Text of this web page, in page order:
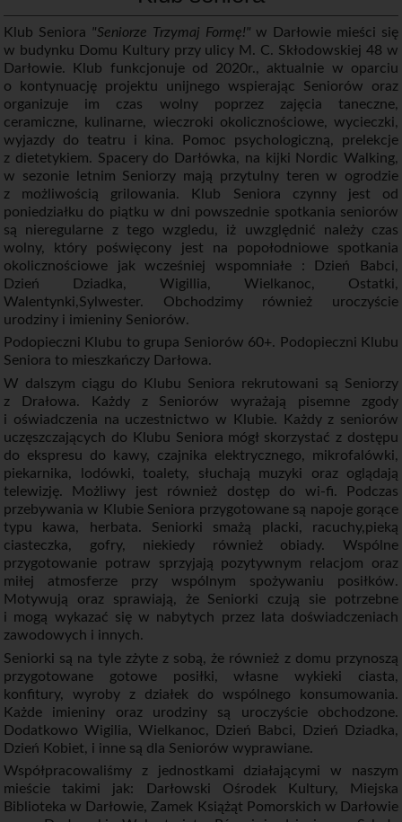
Klub Seniora "Seniorze Trzymaj Formę!" w Darłowie mieści się
w budynku Domu Kultury przy ulicy M. C. Skłodowskiej 48 w
Darłowie. Klub funkcjonuje od 2020r., aktualnie w oparciu
o kontynuację projektu unijnego wspierając Seniorów oraz
organizuje im czas wolny poprzez zajęcia taneczne,
ceramiczne, kulinarne, wieczroki okolicznościowe, wycieczki,
wyjazdy do teatru i kina. Pomoc psychologiczną, prelekcje
z dietetykiem. Spacery do Darłówka, na kijki Nordic Walking,
w sezonie letnim Seniorzy mają przytulny teren w ogrodzie
z możliwością grilowania. Klub Seniora czynny jest od
poniedziałku do piątku w dni powszednie spotkania seniorów
są nieregularne z tego wzgledu, iż uwzględnić należy czas
wolny, który poświęcony jest na popołodniowe spotkania
okolicznościowe jak wcześniej wspomniałe : Dzień Babci,
Dzień Dziadka, Wigillia, Wielkanoc, Ostatki,
Walentynki,Sylwester. Obchodzimy również uroczyście
urodziny i imieniny Seniorów.
Podopieczni Klubu to grupa Seniorów 60+. Podopieczni Klubu
Seniora to mieszkańczy Darłowa.
W dalszym ciągu do Klubu Seniora rekrutowani są Seniorzy
z Drałowa. Każdy z Seniorów wyrażają pisemne zgody
i oświadczenia na uczestnictwo w Klubie. Każdy z seniorów
uczęszczających do Klubu Seniora mógł skorzystać z dostępu
do ekspresu do kawy, czajnika elektrycznego, mikrofalówki,
piekarnika, lodówki, toalety, słuchają muzyki oraz oglądają
telewizję. Możliwy jest również dostęp do wi-fi. Podczas
przebywania w Klubie Seniora przygotowane są napoje gorące
typu kawa, herbata. Seniorki smażą placki, racuchy,pieką
ciasteczka, gofry, niekiedy również obiady. Wspólne
przygotowanie potraw sprzyjają pozytywnym relacjom oraz
miłej atmosferze przy wspólnym spożywaniu posiłków.
Motywują oraz sprawiają, że Seniorki czują sie potrzebne
i mogą wykazać się w nabytych przez lata doświadczeniach
zawodowych i innych.
Seniorki są na tyle zżyte z sobą, że również z domu przynoszą
przygotowane gotowe posiłki, własne wykieki ciasta,
konfitury, wyroby z działek do wspólnego konsumowania.
Każde imieniny oraz urodziny są uroczyście obchodzone.
Dodatkowo Wigilia, Wielkanoc, Dzień Babci, Dzień Dziadka,
Dzień Kobiet, i inne są dla Seniorów wyprawiane.
Współpracowaliśmy z jednostkami działającymi w naszym
mieście takimi jak: Darłowski Ośrodek Kultury, Miejska
Biblioteka w Darłowie, Zamek Książąt Pomorskich w Darłowie